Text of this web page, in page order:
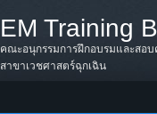
EM Training
คณะอนุกรรมการฝึกอบรมและสอ
สาขาเวชศาสตร์ฉุกเฉิน